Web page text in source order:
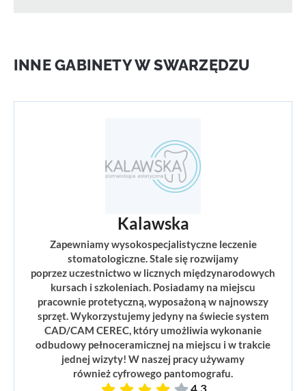
INNE GABINETY W SWARZĘDZU
Kalawska
Zapewniamy wysokospecjalistyczne leczenie
stomatologiczne. Stale się rozwijamy
poprzez uczestnictwo w licznych międzynarodowych
kursach i szkoleniach. Posiadamy na miejscu
pracownie protetyczną, wyposażoną w najnowszy
sprzęt. Wykorzystujemy jedyny na świecie system
CAD/CAM CEREC, który umożliwia wykonanie
odbudowy pełnoceramicznej na miejscu i w trakcie
jednej wizyty! W naszej pracy używamy
również cyfrowego pantomografu.